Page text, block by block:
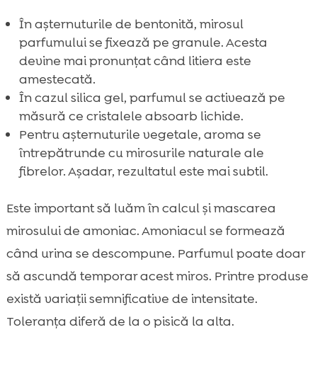
În așternuturile de bentonită, mirosul
parfumului se fixează pe granule. Acesta
devine mai pronunțat când litiera este
amestecată.
În cazul silica gel, parfumul se activează pe
măsură ce cristalele absoarb lichide.
Pentru așternuturile vegetale, aroma se
întrepătrunde cu mirosurile naturale ale
fibrelor. Așadar, rezultatul este mai subtil.
Este important să luăm în calcul și mascarea
mirosului de amoniac. Amoniacul se formează
când urina se descompune. Parfumul poate doar
să ascundă temporar acest miros. Printre produse
există variații semnificative de intensitate.
Toleranța diferă de la o pisică la alta.